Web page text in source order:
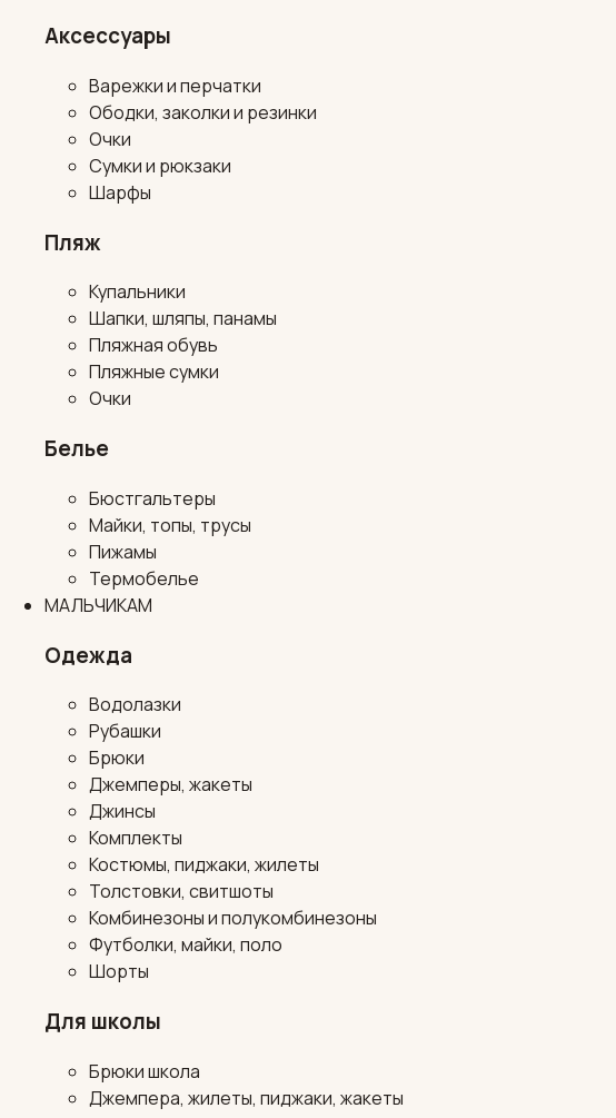
Аксессуары
Варежки и перчатки
Ободки, заколки и резинки
Очки
Сумки и рюкзаки
Шарфы
Пляж
Купальники
Шапки, шляпы, панамы
Пляжная обувь
Пляжные сумки
Очки
Белье
Бюстгальтеры
Майки, топы, трусы
Пижамы
Термобелье
МАЛЬЧИКАМ
Одежда
Водолазки
Рубашки
Брюки
Джемперы, жакеты
Джинсы
Комплекты
Костюмы, пиджаки, жилеты
Толстовки, свитшоты
Комбинезоны и полукомбинезоны
Футболки, майки, поло
Шорты
Для школы
Брюки школа
Джемпера, жилеты, пиджаки, жакеты